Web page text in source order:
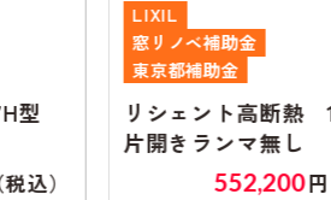
型
込）
LIXIL
窓リノベ補助金
東京都補助金
リシェント高断熱
片開きランマ無し
552,200